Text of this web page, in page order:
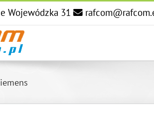
Wojewódzka 31